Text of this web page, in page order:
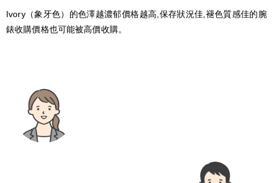
Ivory（象牙色）的色澤越濃郁價格越高,保存狀況佳,褪色質感佳的腕
錶收購價格也可能被高價收購。